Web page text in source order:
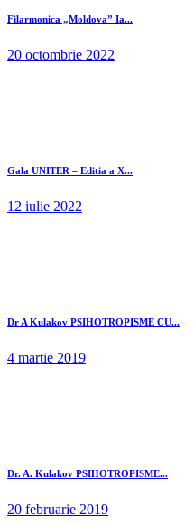
Filarmonica „Moldova” Ia...
20 octombrie 2022
Gala UNITER – Editia a X...
12 iulie 2022
Dr A Kulakov PSIHOTROPISME CU...
4 martie 2019
Dr. A. Kulakov PSIHOTROPISME...
20 februarie 2019